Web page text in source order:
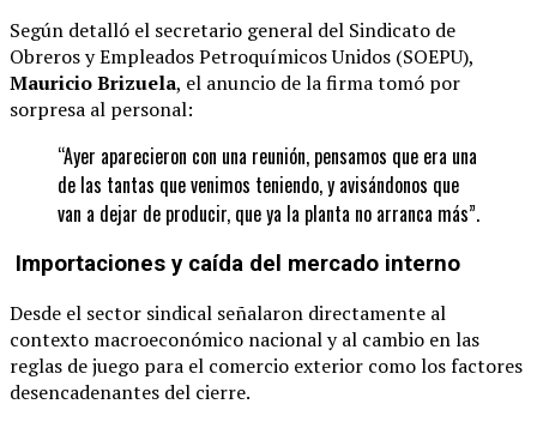
Según detalló el secretario general del Sindicato de
Obreros y Empleados Petroquímicos Unidos (SOEPU),
Mauricio Brizuela, el anuncio de la firma tomó por
sorpresa al personal:
“Ayer aparecieron con una reunión, pensamos que era una
de las tantas que venimos teniendo, y avisándonos que
van a dejar de producir, que ya la planta no arranca más”.
Importaciones y caída del mercado interno
Desde el sector sindical señalaron directamente al
contexto macroeconómico nacional y al cambio en las
reglas de juego para el comercio exterior como los factores
desencadenantes del cierre.